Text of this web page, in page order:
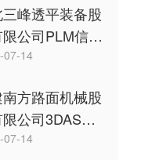
峰透平装备股
公司PLM信息
目
07-14
方路面机械股
公司3DAST
07-14